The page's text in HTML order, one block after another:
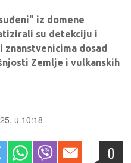
iz domene
su detekciju i
znanstvenicima dosad
Zemlje i vulkanskih
u 10:18
0